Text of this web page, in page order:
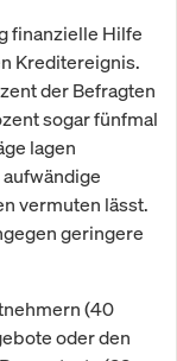
finanzielle Hilfe
Kreditereignis.
der Befragten
sogar fünfmal
lagen
vermuten lässt.
geringere
(40
oder den